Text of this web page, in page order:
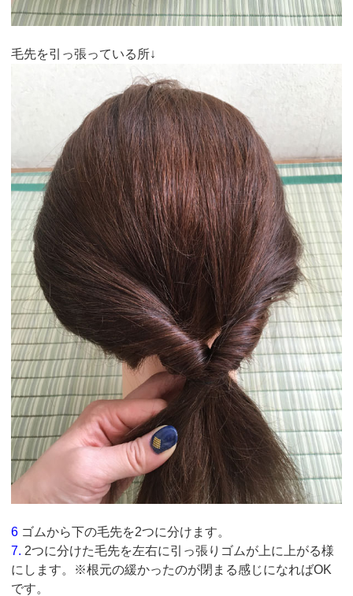
毛先を引っ張っている所↓
6 ゴムから下の毛先を2つに分けます。
7. 2つに分けた毛先を左右に引っ張りゴムが上に上がる様
にします。※根元の緩かったのが閉まる感じになればOK
です。